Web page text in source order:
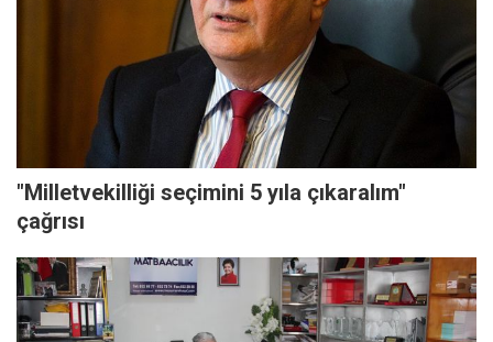
"Milletvekilliği seçimini 5 yıla çıkaralım"
çağrısı